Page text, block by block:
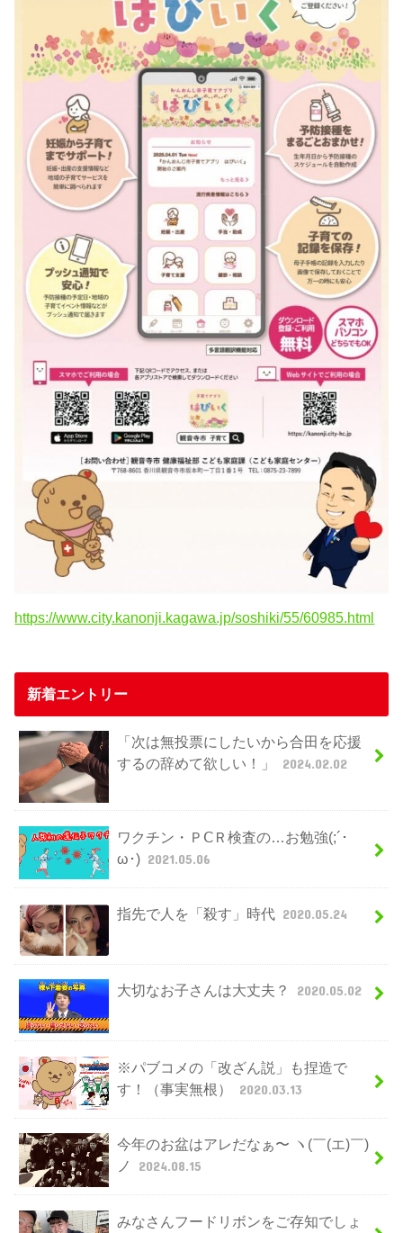
https://www.city.kanonji.kagawa.jp/soshiki/55/60985.html
新着エントリー
「次は無投票にしたいから合田を応援
するの辞めて欲しい！」
2024.02.02
ワクチン・ＰⅭＲ検査の…お勉強(;´･
ω･) 2021.05.06
指先で人を「殺す」時代 2020.05.24
大切なお子さんは大丈夫？ 2020.05.02
※パブコメの「改ざん説」も捏造で
す！（事実無根）
2020.03.13
今年のお盆はアレだなぁ〜 ヽ(￣(エ)￣)
ノ
2024.08.15
みなさんフードリボンをご存知でしょ